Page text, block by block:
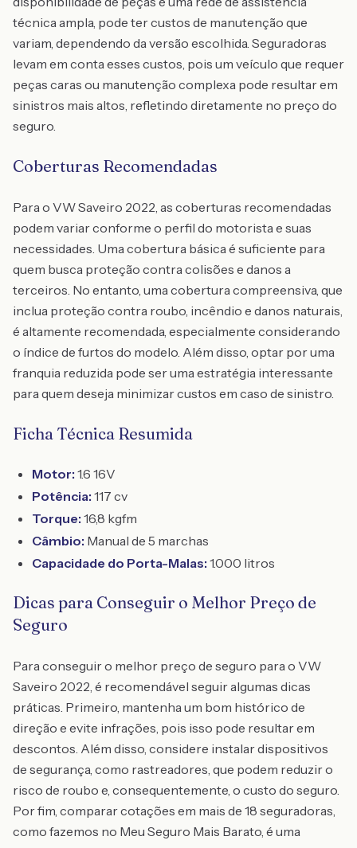
técnica ampla, pode ter custos de manutenção que
variam, dependendo da versão escolhida. Seguradoras
levam em conta esses custos, pois um veículo que requer
peças caras ou manutenção complexa pode resultar em
sinistros mais altos, refletindo diretamente no preço do
seguro.
Coberturas Recomendadas
Para o VW Saveiro 2022, as coberturas recomendadas
podem variar conforme o perfil do motorista e suas
necessidades. Uma cobertura básica é suficiente para
quem busca proteção contra colisões e danos a
terceiros. No entanto, uma cobertura compreensiva, que
inclua proteção contra roubo, incêndio e danos naturais,
é altamente recomendada, especialmente considerando
o índice de furtos do modelo. Além disso, optar por uma
franquia reduzida pode ser uma estratégia interessante
para quem deseja minimizar custos em caso de sinistro.
Ficha Técnica Resumida
Motor: 1.6 16V
Potência: 117 cv
Torque: 16,8 kgfm
Câmbio: Manual de 5 marchas
Capacidade do Porta-Malas: 1.000 litros
Dicas para Conseguir o Melhor Preço de
Seguro
Para conseguir o melhor preço de seguro para o VW
Saveiro 2022, é recomendável seguir algumas dicas
práticas. Primeiro, mantenha um bom histórico de
direção e evite infrações, pois isso pode resultar em
descontos. Além disso, considere instalar dispositivos
de segurança, como rastreadores, que podem reduzir o
risco de roubo e, consequentemente, o custo do seguro.
Por fim, comparar cotações em mais de 18 seguradoras,
como fazemos no Meu Seguro Mais Barato, é uma